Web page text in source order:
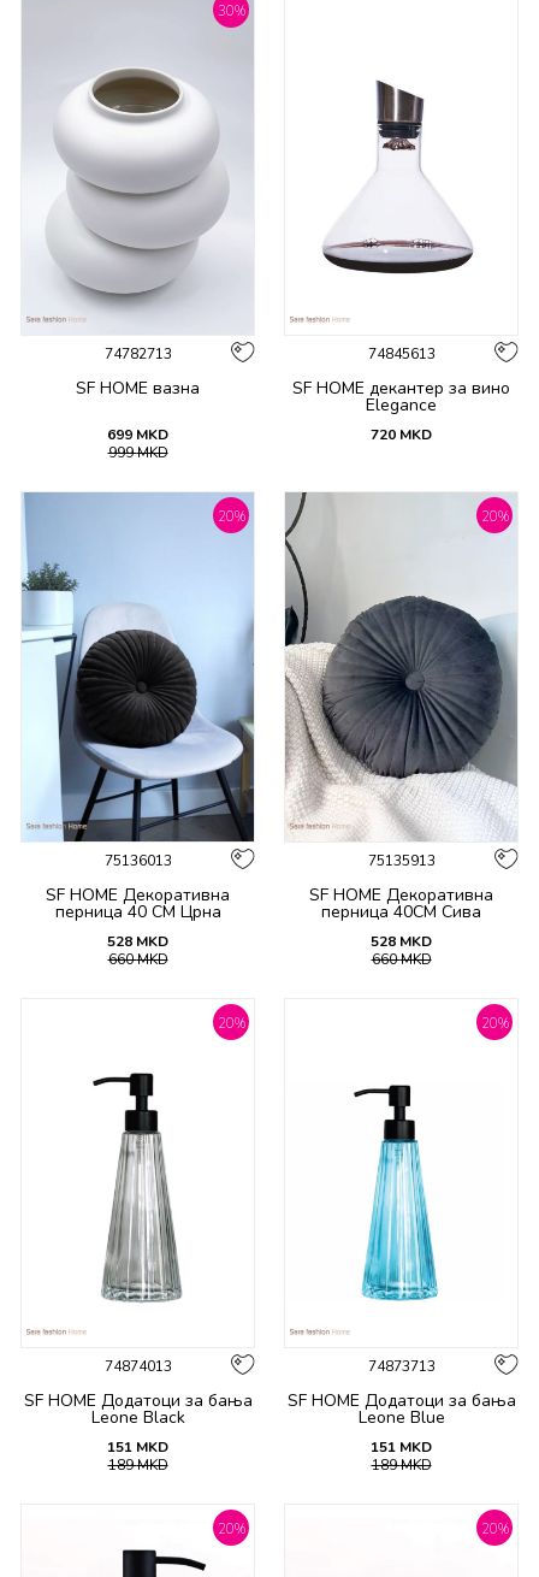
30%
74782713
SF HOME вазна
699 MKD
999MKD
74845613
SF HOME декантер за вино
Elegance
720 MKD
20%
75136013
SF HOME Декоративна
перница 40 СМ Црна
528 MKD
660MKD
20%
75135913
SF HOME Декоративна
перница 40CM Сива
528 MKD
660MKD
20%
74874013
SF HOME Додатоци за бања
Leone Black
151 MKD
189MKD
20%
74873713
SF HOME Додатоци за бања
Leone Blue
151 MKD
189MKD
20% 20%